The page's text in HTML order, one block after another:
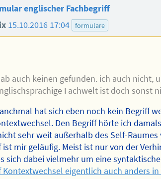
englischer Fachbegriff
15.10.2016 17:04 formulare
auch keinen gefunden. ich auch nicht,
Fachwelt ist doch sonst
hat sich eben noch kein Begriff
Den Begriff hörte ich
sehr weit außerhalb des Self-
ist mir geläufig. Meist ist nur von der
sich dabei vielmehr um eine
Kontextwechsel eigentlich auch anders